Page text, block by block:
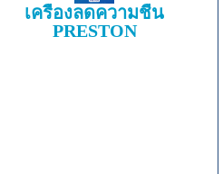
เครื่องลดความชื้น
PRESTON